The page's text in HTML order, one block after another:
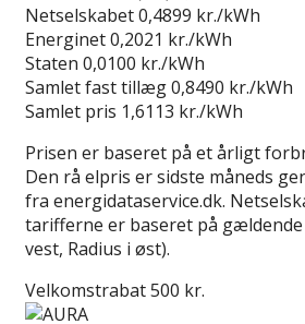
Netselskabet0,4899 kr./kWh
Energinet0,2021 kr./kWh
Staten 0,0100 kr./kWh
Samlet fast tillæg0,8490 kr./kWh
Samlet pris 1,6113 kr./kWh
Prisen er baseret på et årligt
Den rå elpris er sidste måneds
fra energidataservice.dk.
tarifferne er baseret på
vest, Radius i øst).
Velkomstrabat 500 kr.